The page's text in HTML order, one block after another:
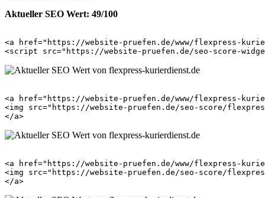
Aktueller SEO Wert: 49/100
<a href="https://website-pruefen.de/www/flexpress-
<a href="https://website-pruefen.de/www/flexpress-
<img src="https://website-pruefen.de/seo-score/
<a href="https://website-pruefen.de/www/flexpress-
<img src="https://website-pruefen.de/seo-score/